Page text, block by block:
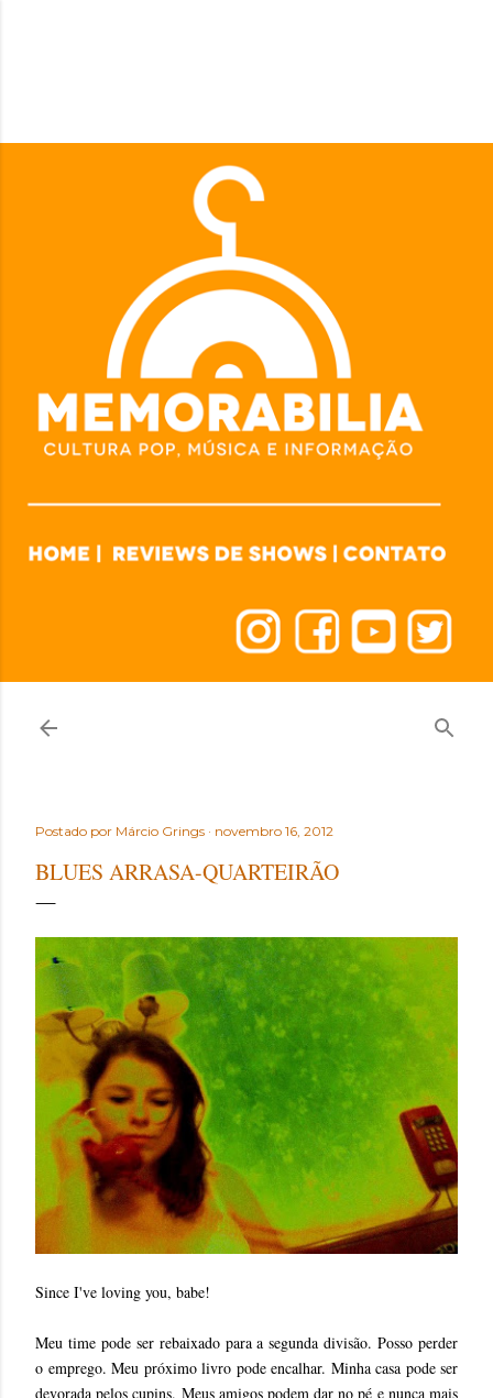
Postado por Márcio Grings novembro 16, 2012
BLUES ARRASA-QUARTEIRÃO
Since I've loving you, babe!
Meu time pode ser rebaixado para a segunda divisão. Posso perder
o emprego. Meu próximo livro pode encalhar. Minha casa pode ser
devorada pelos cupins. Meus amigos podem dar no pé e nunca mais